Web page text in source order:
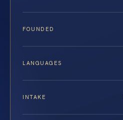
FOUNDED
LANGUAGES
INTAKE